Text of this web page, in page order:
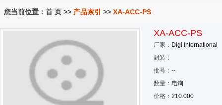
您当前位置： 首 页 >> 产品索引 >> XA-ACC-PS
XA-ACC-PS
厂家： Digi International
封装：
批号： --
数量： 电询
价格： 210.000